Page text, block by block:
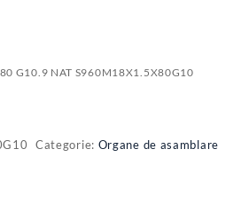
G10.9 NAT S960M18X1.5X80G10
Categorie: Organe de asamblare